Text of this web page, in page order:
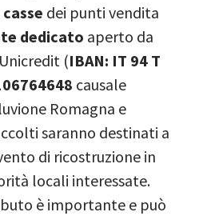
dei punti vendita
dedicato aperto da
(IBAN: IT 94 T
causale
Romagna e
saranno destinati a
di ricostruzione in
locali interessate.
è importante e può